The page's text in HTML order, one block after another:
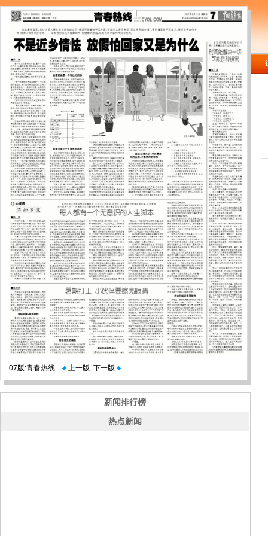
07版:青春热线 上一版 下一版
新闻排行榜
热点新闻